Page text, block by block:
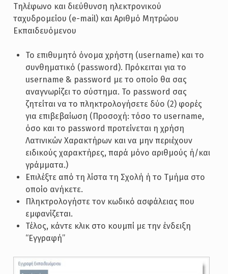
Τηλέφωνο και διεύθυνση ηλεκτρονικού
ταχυδρομείου (e-mail) και Αριθμό Μητρώου
Εκπαιδευόμενου
Το επιθυμητό όνομα χρήστη (username) και το
συνθηματικό (password). Πρόκειται για το
username & password με το οποίο θα σας
αναγνωρίζει το σύστημα. Το password σας
ζητείται να το πληκτρολογήσετε δύο (2) φορές
για επιβεβαίωση (Προσοχή: τόσο το username,
όσο και το password προτείνεται η χρήση
Λατινικών Χαρακτήρων και να μην περιέχουν
ειδικούς χαρακτήρες, παρά μόνο αριθμούς ή/και
γράμματα.)
Επιλέξτε από τη λίστα τη Σχολή ή το Τμήμα στο
οποίο ανήκετε.
Πληκτρολογήστε τον κωδικό ασφάλειας που
εμφανίζεται.
Τέλος, κάντε κλικ στο κουμπί με την ένδειξη
“Εγγραφή”